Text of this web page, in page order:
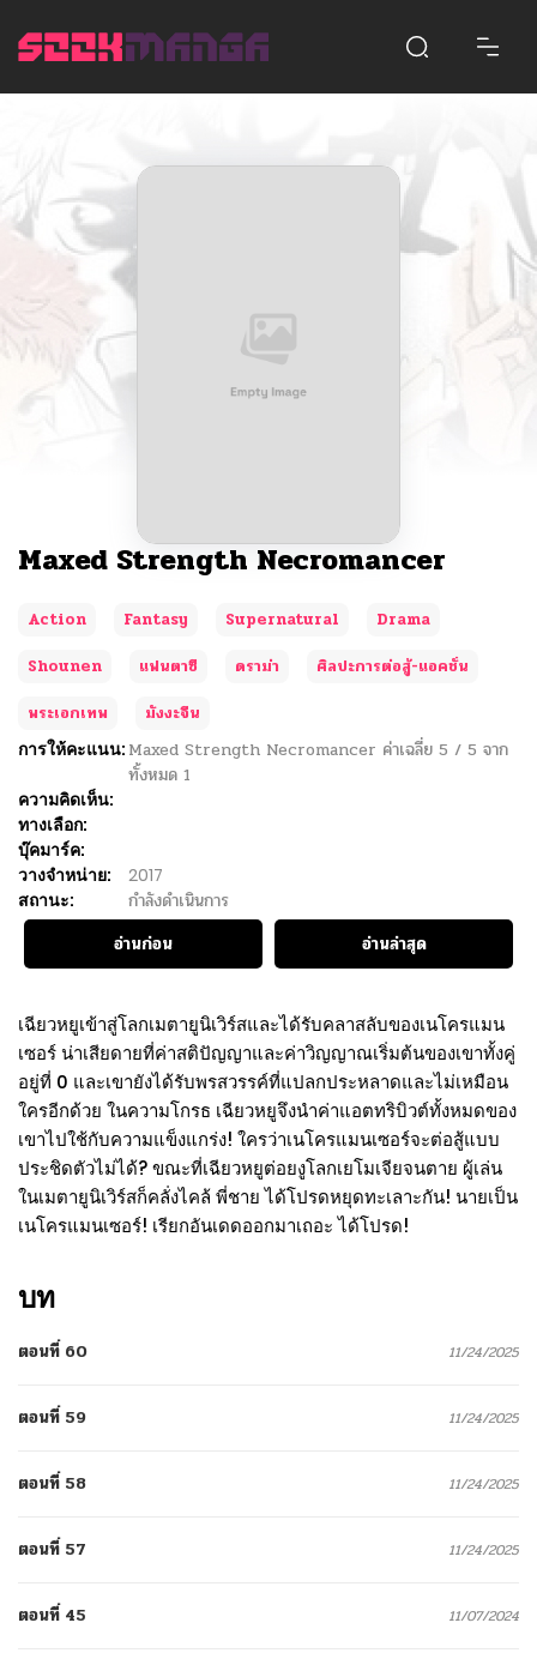
Maxed Strength Necromancer
Action Fantasy Supernatural
Drama
Shounen
แฟนตาซี ดราม่า
ศิลปะการต่อสู้-แอคชั่น
พระเอกเทพ
มังงะจีน
การให้คะแนน: Maxed Strength Necromancer ค่าเฉลี่ย 5 / 5 จาก
ทั้งหมด 1
ความคิดเห็น:
ทางเลือก:
บุ๊คมาร์ค:
วางจำหน่าย:
2017
สถานะ:
กำลังดำเนินการ
อ่านก่อน
อ่านล่าสุด
เฉียวหยูเข้าสู่โลกเมตายูนิเวิร์สและได้รับคลาสลับของเนโครแมน
เซอร์ น่าเสียดายที่ค่าสติปัญญาและค่าวิญญาณเริ่มต้นของเขาทั้งคู่
อยู่ที่ 0 และเขายังได้รับพรสวรรค์ที่แปลกประหลาดและไม่เหมือน
ใครอีกด้วย ในความโกรธ เฉียวหยูจึงนำค่าแอตทริบิวต์ทั้งหมดของ
เขาไปใช้กับความแข็งแกร่ง! ใครว่าเนโครแมนเซอร์จะต่อสู้แบบ
ประชิดตัวไม่ได้? ขณะที่เฉียวหยูต่อยงูโลกเยโมเจียจนตาย ผู้เล่น
ในเมตายูนิเวิร์สก็คลั่งไคล้ พี่ชาย ได้โปรดหยุดทะเลาะกัน! นายเป็น
เนโครแมนเซอร์! เรียกอันเดดออกมาเถอะ ได้โปรด!
บท
ตอนที่ 60 11/24/2025
ตอนที่ 59 11/24/2025
ตอนที่ 58 11/24/2025
ตอนที่ 57 11/24/2025
ตอนที่ 45 11/07/2024